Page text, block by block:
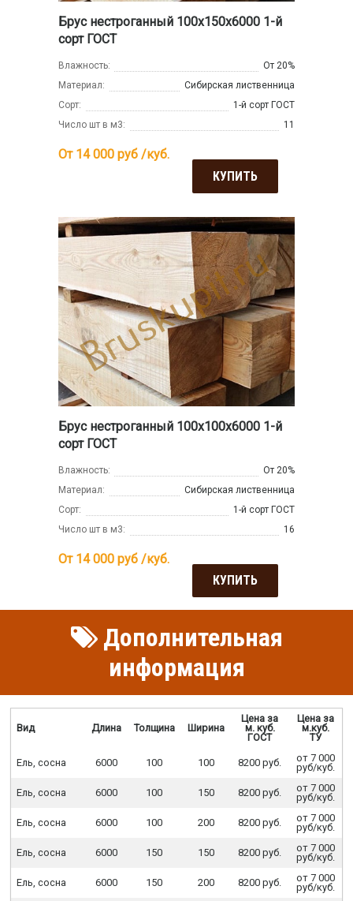
Брус нестроганный 100x150x6000 1-й
сорт ГОСТ
Влажность:
От 20%
Материал:
Сибирская лиственница
Сорт:
1-й сорт ГОСТ
Число шт в м3:
11
От 14 000 руб /куб.
КУПИТЬ
Брус нестроганный 100x100x6000 1-й
сорт ГОСТ
Влажность:
От 20%
Материал:
Сибирская лиственница
Сорт:
1-й сорт ГОСТ
Число шт в м3:
16
От 14 000 руб /куб.
КУПИТЬ
Дополнительная
информация
Вид Длина Толщина Ширина
Цена за
м. куб.
ГОСТ
Цена за
м.куб.
ТУ
Ель, сосна 6000 100 100 8200 руб.
от 7 000
руб/куб.
Ель, сосна 6000 100 150 8200 руб.
от 7 000
руб/куб.
Ель, сосна 6000 100 200 8200 руб.
от 7 000
руб/куб.
Ель, сосна 6000 150 150 8200 руб.
от 7 000
руб/куб.
Ель, сосна 6000 150 200 8200 руб.
от 7 000
руб/куб.